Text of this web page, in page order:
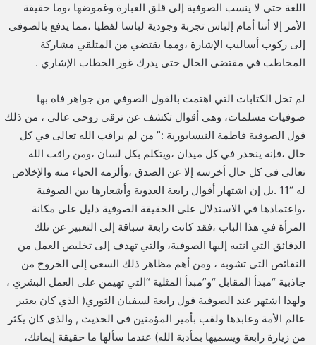
اللغة حتى لا ينسب الصوفية إلى قلق العبارة وغموضها ،وما حقيقة
الأمر إلا أننا أمام إلباس تجربة وجودية لباسا لفظيا ،مما يدفع بالصوفي
إلى ركوب أساليب الإشارة ،ومما يقتضي من المتلقي مشاركة
المخاطب في مقتضى الحال حتى يدرك غور الخطاب الإشاري .
لم تخل الكتابات التي اهتمت بالقول الصوفي من جواهر فاه بها
صوفيات مسلمات، وهي أقوال تكشف عن ترقي روحي عالي ، من ذلك
قول الصوفية فاطمة النيسابورية :” من لم يراقب الله تعالى في كل
حال ،فإنه ينحدر في كل ميدان ،ويتكلم بكل لسان ،ومن راقب الله
تعالى في كل حال أخرسه إلا عن الصدق ،وألزمه الحياء منه والإخلاص
له “11 .بل إن اشتهار أقوال رابعة العدوية وأشعارها بين الصوفية
،واعتمادها في الاستدلال على الحقيقة الصوفية دليل على مكانة
المرأة في هذا الباب ،فقد كانت رابعة سباقة إلى التعبير عن تلك
الدقائق التي انتبه إليها الصوفية، والتي تهدف إلى تخليص العمل من
النقائص التي تشوبه ، ومن أهم مظاهر ذلك السعي إلى الخروج من
جاذبية “مبدأ المقابل “و”مبدأ المثلية “التي تهيمن على العمل البشري ،
ولهذا اشتهر عند الصوفية قول رابعة لسفيان الثوري( الذي كان يعتبر
عالم الأمة وعابدها ولقب بأمير المؤمنين في الحديث , والذي كان يكثر
من زيارة رابعة ويسميها بمأدبة الله) عندما سألها ما حقيقة إيمانك،